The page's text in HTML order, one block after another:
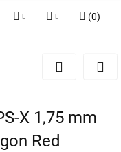
Zarejestruj się
(0)
X 1,75 mm
Red